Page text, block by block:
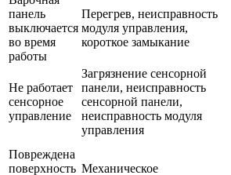
панель
выключается
во время
работы
Перегрев, неисправность
модуля управления,
короткое замыкание
Не работает
сенсорное
управление
Загрязнение сенсорной
панели, неисправность
сенсорной панели,
неисправность модуля
управления
Повреждена
поверхность Механическое